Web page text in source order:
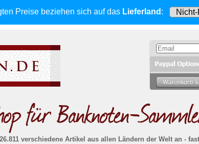
Preise beziehen sich auf das Lieferland :
verschiedene Artikel aus allen Ländern der Welt an -